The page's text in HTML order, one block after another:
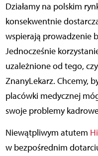
Działamy na polskim
konsekwentnie
wspierają prowadzenie
Jednocześnie
uzależnione od tego,
ZnanyLekarz. Chcemy,
placówki medycznej
swoje problemy
Niewątpliwym atutem
w bezpośrednim